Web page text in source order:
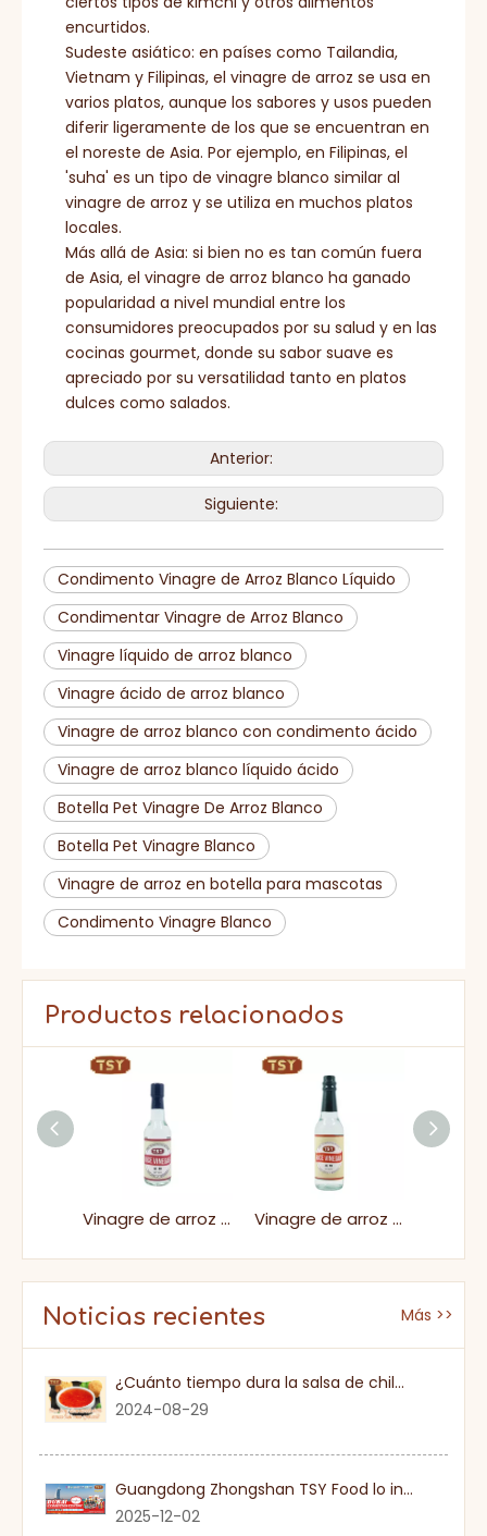
encurtidos.
Sudeste asiático: en países como Tailandia,
Vietnam y Filipinas, el vinagre de arroz se usa en
varios platos, aunque los sabores y usos pueden
diferir ligeramente de los que se encuentran en
el noreste de Asia. Por ejemplo, en Filipinas, el
'suha' es un tipo de vinagre blanco similar al
vinagre de arroz y se utiliza en muchos platos
locales.
Más allá de Asia: si bien no es tan común fuera
de Asia, el vinagre de arroz blanco ha ganado
popularidad a nivel mundial entre los
consumidores preocupados por su salud y en las
cocinas gourmet, donde su sabor suave es
apreciado por su versatilidad tanto en platos
dulces como salados.
Anterior:
Siguiente:
Condimento Vinagre de Arroz Blanco Líquido
Condimentar Vinagre de Arroz Blanco
Vinagre líquido de arroz blanco
Vinagre ácido de arroz blanco
Vinagre de arroz blanco con condimento ácido
Vinagre de arroz blanco líquido ácido
Botella Pet Vinagre De Arroz Blanco
Botella Pet Vinagre Blanco
Vinagre de arroz en botella para mascotas
Condimento Vinagre Blanco
Productos relacionados
Vinagre de arroz blanco sabroso de tamaño pequeño para la cocina asiática Vinagre de arroz blanco líquido transparente destilado para recetas asiáticas
Noticias recientes Más >>
¿Cuánto tiempo dura la salsa de chile dulce una vez que se abre?
2024-08-29
Guangdong Zhongshan TSY Food lo invita sinceramente a visitar la Exposición Gulfood de Dubai 2026
2025-12-02